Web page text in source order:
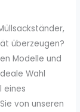
überzeugen?
Modelle und
Wahl
eines
von unseren